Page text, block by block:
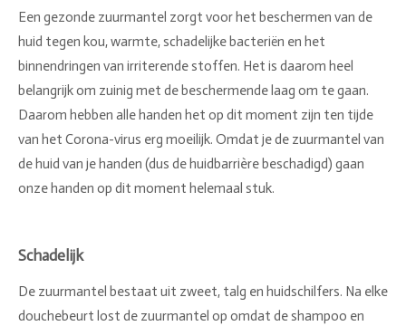
Een gezonde zuurmantel zorgt voor het beschermen van de
huid tegen kou, warmte, schadelijke bacteriën en het
binnendringen van irriterende stoffen. Het is daarom heel
belangrijk om zuinig met de beschermende laag om te gaan.
Daarom hebben alle handen het op dit moment zijn ten tijde
van het Corona-virus erg moeilijk. Omdat je de zuurmantel van
de huid van je handen (dus de huidbarrière beschadigd) gaan
onze handen op dit moment helemaal stuk.
Schadelijk
De zuurmantel bestaat uit zweet, talg en huidschilfers. Na elke
douchebeurt lost de zuurmantel op omdat de shampoo en